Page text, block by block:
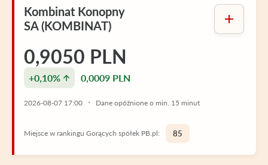
Kombinat Konopny
SA (KOMBINAT)
0,9050 PLN
+0,10% 0,0009 PLN
2026-08-07 17:00 Dane opóźnione o min. 15 minut
Miejsce w rankingu Gorących spółek PB.pl: 85